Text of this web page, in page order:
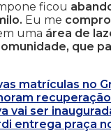
ficou
Eu me
uma área de
que
matrículas no
vai ser
entrega praça